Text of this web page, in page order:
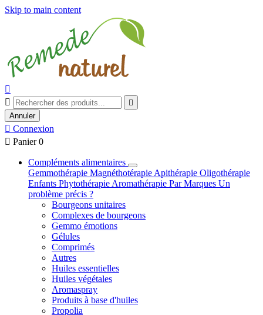
Skip to main content



Annuler
 Connexion
 Panier 0
Compléments alimentaires
Gemmothérapie Magnéthotérapie Apithérapie Oligothérapie
Enfants Phytothérapie Aromathérapie Par Marques Un
problème précis ?
Bourgeons unitaires
Complexes de bourgeons
Gemmo émotions
Gélules
Comprimés
Autres
Huiles essentielles
Huiles végétales
Aromaspray
Produits à base d'huiles
Propolia